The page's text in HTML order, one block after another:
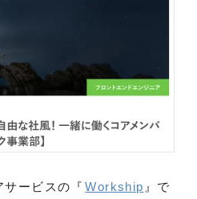
サービスの『 Workship 』で